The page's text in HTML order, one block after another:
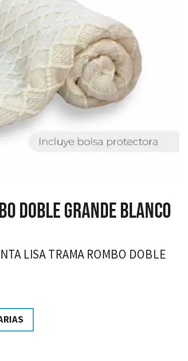
DOBLE GRANDE BLANCO
LISA TRAMA ROMBO DOBLE